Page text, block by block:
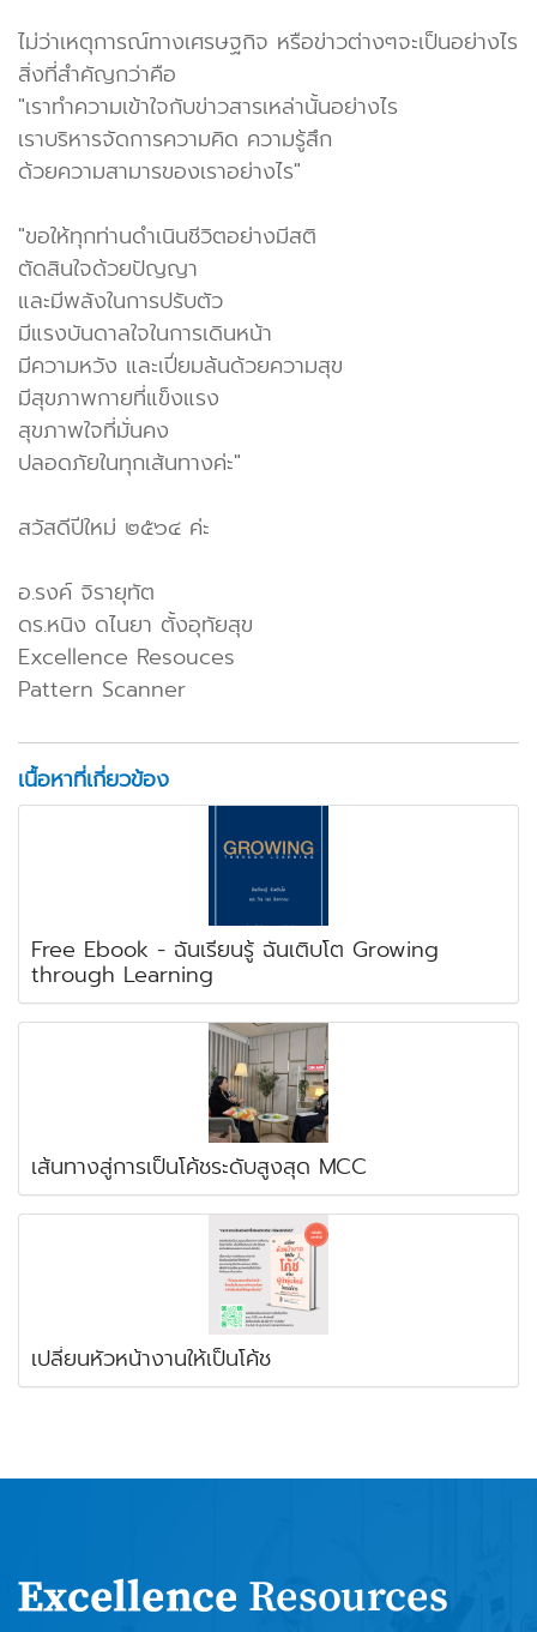
ไม่ว่าเหตุการณ์ทางเศรษฐกิจ หรือข่าวต่างๆจะเป็นอย่างไร
สิ่งที่สำคัญกว่าคือ
"เราทำความเข้าใจกับข่าวสารเหล่านั้นอย่างไร
เราบริหารจัดการความคิด ความรู้สึก
ด้วยความสามารของเราอย่างไร"
"ขอให้ทุกท่านดำเนินชีวิตอย่างมีสติ
ตัดสินใจด้วยปัญญา
และมีพลังในการปรับตัว
มีแรงบันดาลใจในการเดินหน้า
มีความหวัง และเปี่ยมล้นด้วยความสุข
มีสุขภาพกายที่แข็งแรง
สุขภาพใจที่มั่นคง
ปลอดภัยในทุกเส้นทางค่ะ"
สวัสดีปีใหม่ ๒๕๖๔ ค่ะ
อ.รงค์ จิรายุทัต
ดร.หนิง ดไนยา ตั้งอุทัยสุข
Excellence Resouces
Pattern Scanner
เนื้อหาที่เกี่ยวข้อง
Free Ebook - ฉันเรียนรู้ ฉันเติบโต Growing
through Learning
เส้นทางสู่การเป็นโค้ชระดับสูงสุด MCC
เปลี่ยนหัวหน้างานให้เป็นโค้ช